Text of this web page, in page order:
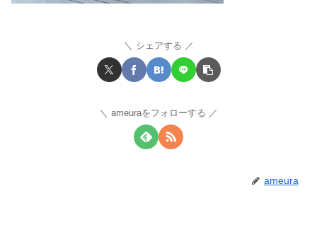
シェアする
ameuraをフォローする
ameura